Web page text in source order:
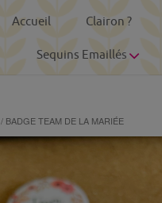
Accueil Clairon ?
Sequins Emaillés
/ BADGE TEAM DE LA MARIÉE